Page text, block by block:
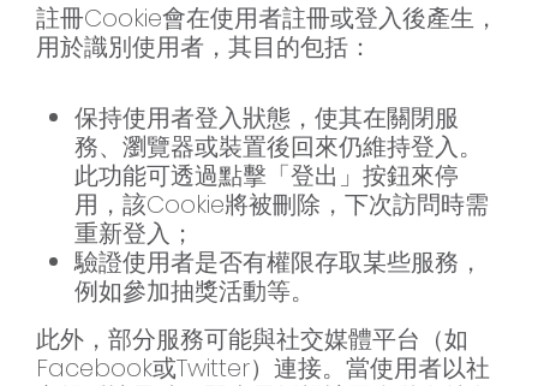
註冊Cookie會在使用者註冊或登入後產生，
用於識別使用者，其目的包括：
保持使用者登入狀態，使其在關閉服
務、瀏覽器或裝置後回來仍維持登入。
此功能可透過點擊「登出」按鈕來停
用，該Cookie將被刪除，下次訪問時需
重新登入；
驗證使用者是否有權限存取某些服務，
例如參加抽獎活動等。
此外，部分服務可能與社交媒體平台（如
Facebook或Twitter）連接。當使用者以社